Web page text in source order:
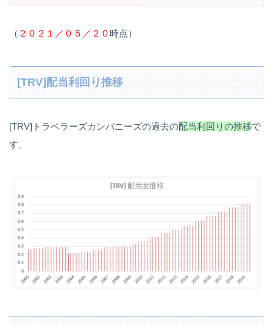
（ ２０２１／０５／２０時点）
[TRV]配当利回り推移
[TRV]トラベラーズカンパニーズの過去の配当利回りの推移で
す。